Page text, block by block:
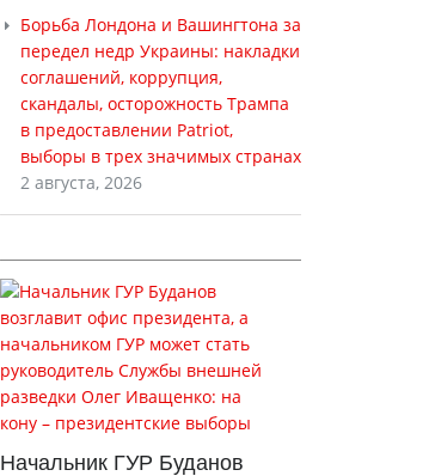
Борьба Лондона и Вашингтона за
передел недр Украины: накладки
соглашений, коррупция,
скандалы, осторожность Трампа
в предоставлении Patriot,
выборы в трех значимых странах
2 августа, 2026
Начальник ГУР Буданов